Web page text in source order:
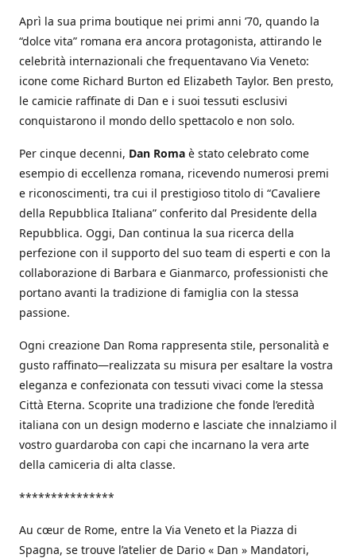
Aprì la sua prima boutique nei primi anni ’70, quando la
“dolce vita” romana era ancora protagonista, attirando le
celebrità internazionali che frequentavano Via Veneto:
icone come Richard Burton ed Elizabeth Taylor. Ben presto,
le camicie raffinate di Dan e i suoi tessuti esclusivi
conquistarono il mondo dello spettacolo e non solo.
Per cinque decenni, Dan Roma è stato celebrato come
esempio di eccellenza romana, ricevendo numerosi premi
e riconoscimenti, tra cui il prestigioso titolo di “Cavaliere
della Repubblica Italiana” conferito dal Presidente della
Repubblica. Oggi, Dan continua la sua ricerca della
perfezione con il supporto del suo team di esperti e con la
collaborazione di Barbara e Gianmarco, professionisti che
portano avanti la tradizione di famiglia con la stessa
passione.
Ogni creazione Dan Roma rappresenta stile, personalità e
gusto raffinato—realizzata su misura per esaltare la vostra
eleganza e confezionata con tessuti vivaci come la stessa
Città Eterna. Scoprite una tradizione che fonde l’eredità
italiana con un design moderno e lasciate che innalziamo il
vostro guardaroba con capi che incarnano la vera arte
della camiceria di alta classe.
***************
Au cœur de Rome, entre la Via Veneto et la Piazza di
Spagna, se trouve l’atelier de Dario « Dan » Mandatori,